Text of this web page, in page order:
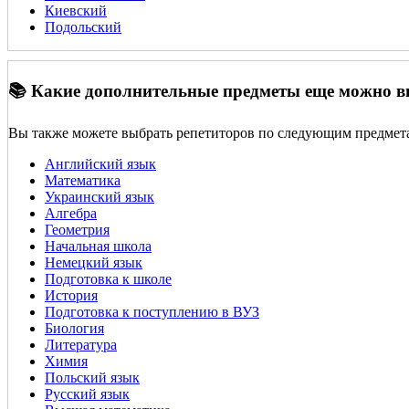
Киевский
Подольский
📚 Какие дополнительные предметы еще можно
Вы также можете выбрать репетиторов по следующим
Английский язык
Математика
Украинский язык
Алгебра
Геометрия
Начальная школа
Немецкий язык
Подготовка к школе
История
Подготовка к поступлению в ВУЗ
Биология
Литература
Химия
Польский язык
Русский язык